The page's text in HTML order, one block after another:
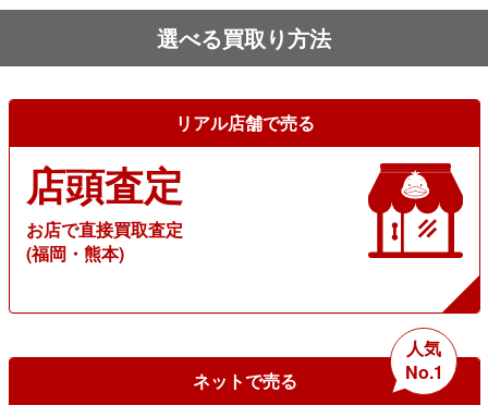
選べる買取り方法
リアル店舗で売る
店頭査定
お店で直接買取査定
(福岡・熊本)
ネットで売る
人気
No.1